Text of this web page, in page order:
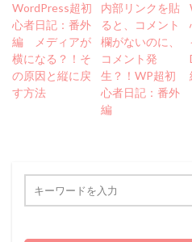
WordPress超初
心者日記：番外
編 メディアが
横になる？！そ
の原因と縦に戻
す方法
内部リンクを貼
ると、コメント
欄がないのに、
コメント発
生？！WP超初
心者日記：番外
編